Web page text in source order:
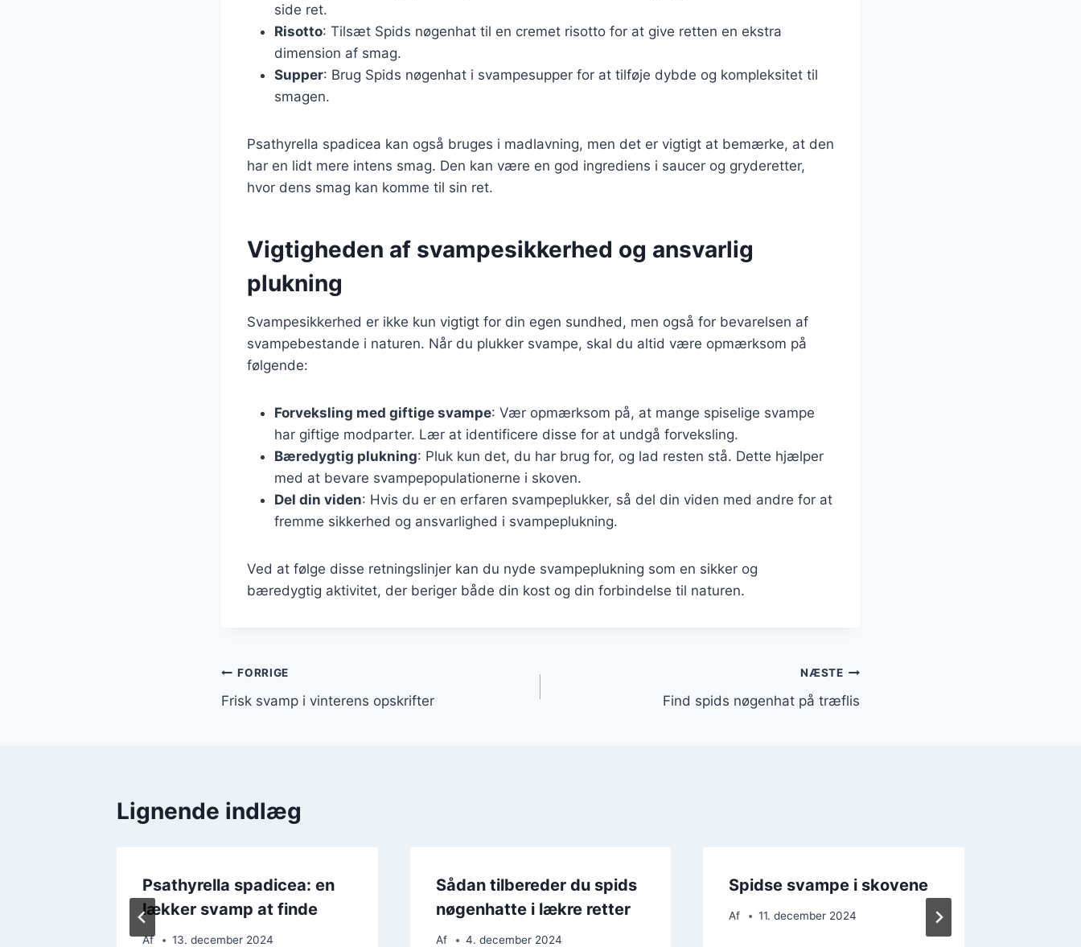
side ret.
Risotto: Tilsæt Spids nøgenhat til en cremet risotto for at give retten en ekstra
dimension af smag.
Supper: Brug Spids nøgenhat i svampesupper for at tilføje dybde og kompleksitet til
smagen.
Psathyrella spadicea kan også bruges i madlavning, men det er vigtigt at bemærke, at den
har en lidt mere intens smag. Den kan være en god ingrediens i saucer og gryderetter,
hvor dens smag kan komme til sin ret.
Vigtigheden af svampesikkerhed og ansvarlig
plukning
Svampesikkerhed er ikke kun vigtigt for din egen sundhed, men også for bevarelsen af
svampebestande i naturen. Når du plukker svampe, skal du altid være opmærksom på
følgende:
Forveksling med giftige svampe: Vær opmærksom på, at mange spiselige svampe
har giftige modparter. Lær at identificere disse for at undgå forveksling.
Bæredygtig plukning: Pluk kun det, du har brug for, og lad resten stå. Dette hjælper
med at bevare svampepopulationerne i skoven.
Del din viden: Hvis du er en erfaren svampeplukker, så del din viden med andre for at
fremme sikkerhed og ansvarlighed i svampeplukning.
Ved at følge disse retningslinjer kan du nyde svampeplukning som en sikker og
bæredygtig aktivitet, der beriger både din kost og din forbindelse til naturen.
Indlægsnavigation
FORRIGE
Frisk svamp i vinterens opskrifter
NÆSTE
Find spids nøgenhat på træflis
Lignende indlæg
Psathyrella spadicea: en
lækker svamp at finde
Af 13. december 2024
Sådan tilbereder du spids
nøgenhatte i lækre retter
Af 4. december 2024
Spidse svampe i skovene
Af 11. december 2024